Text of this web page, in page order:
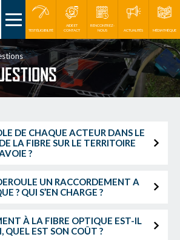
TEST ÉLIGIBILITÉ
AIDE ET
CONTACT
RENCONTREZ-
NOUS
ACTUALITÉS MÉDIATHÈQUE
DE CHAQUE ACTEUR DANS LE
LA FIBRE SUR LE TERRITOIRE
?
UN RACCORDEMENT A
? QUI S’EN CHARGE ?
À LA FIBRE OPTIQUE EST-IL
QUEL EST SON COÛT ?